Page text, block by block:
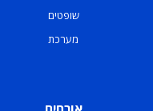
שופטים
מערכת